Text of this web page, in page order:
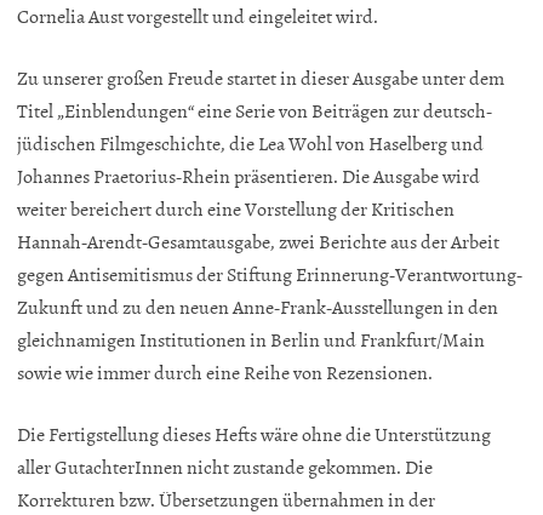
Cornelia Aust vorgestellt und eingeleitet wird.
Zu unserer großen Freude startet in dieser Ausgabe unter dem
Titel „Einblendungen“ eine Serie von Beiträgen zur deutsch-
jüdischen Filmgeschichte, die Lea Wohl von Haselberg und
Johannes Praetorius-Rhein präsentieren. Die Ausgabe wird
weiter bereichert durch eine Vorstellung der Kritischen
Hannah-Arendt-Gesamtausgabe, zwei Berichte aus der Arbeit
gegen Antisemitismus der Stiftung Erinnerung-Verantwortung-
Zukunft und zu den neuen Anne-Frank-Ausstellungen in den
gleichnamigen Institutionen in Berlin und Frankfurt/Main
sowie wie immer durch eine Reihe von Rezensionen.
Die Fertigstellung dieses Hefts wäre ohne die Unterstützung
aller GutachterInnen nicht zustande gekommen. Die
Korrekturen bzw. Übersetzungen übernahmen in der